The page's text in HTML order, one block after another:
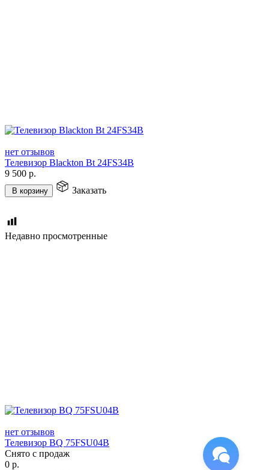
нет отзывов
Телевизор Blackton Bt 24FS34B
9 500 р.
В корзину Заказать
Недавно просмотренные
нет отзывов
Телевизор BQ 75FSU04B
Снято с продаж
0 р.